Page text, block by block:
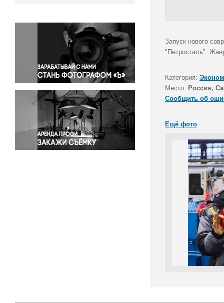
Окружающая среда
Политика
Правосудие
Происшествия и конфликты
Религия
Светская жизнь
Спорт
Экология
Экономика и бизнес
Запуск нового
"Петросталь".
Категория:
Место: Россия,
Сообщить об
Ещё фото